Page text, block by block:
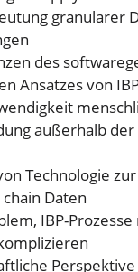
granularer
des
Ansatzes von
außerhalb
Technologie
Daten
IBP-
Perspektive